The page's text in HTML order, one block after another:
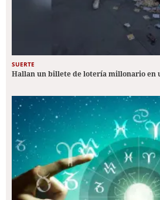
SUERTE
Hallan un billete de lotería millonario en